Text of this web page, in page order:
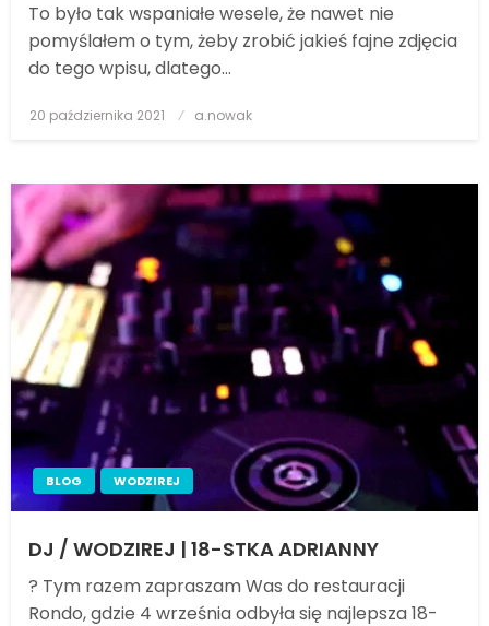
To było tak wspaniałe wesele, że nawet nie
pomyślałem o tym, żeby zrobić jakieś fajne zdjęcia
do tego wpisu, dlatego…
Posted
20 października 2021 a.nowak
BLOG WODZIREJ
DJ / WODZIREJ | 18-STKA ADRIANNY
? Tym razem zapraszam Was do restauracji
Rondo, gdzie 4 września odbyła się najlepsza 18-